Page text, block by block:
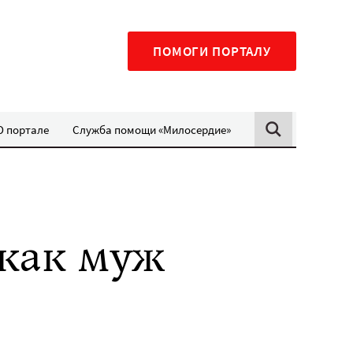
ПОМОГИ ПОРТАЛУ
портале Служба помощи «Милосердие»
муж